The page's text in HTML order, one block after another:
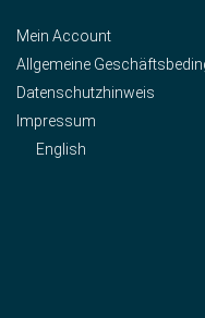
Mein Account
Allgemeine
Datenschutzhinweis
Impressum
English